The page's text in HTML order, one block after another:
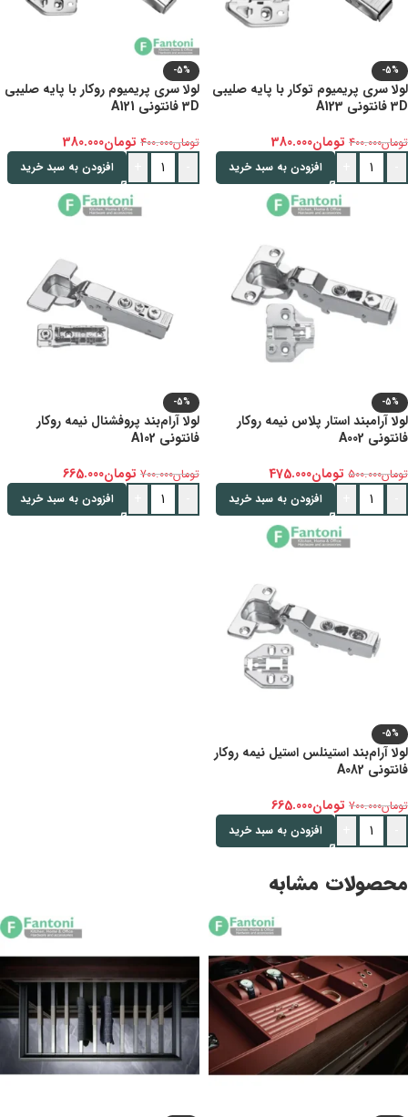
-5%
لولا سری پریمیوم توکار با پایه صلیبی
3D فانتونی A123
تومان400.000 تومان380.000
افزودن به سبد خرید
-5%
لولا سری پریمیوم روکار با پایه صلیبی
3D فانتونی A121
تومان400.000 تومان380.000
افزودن به سبد خرید
-5%
لولا آرامبند استار پلاس نیمه روکار
فانتونی A002
تومان500.000 تومان475.000
افزودن به سبد خرید
-5%
لولا آرام‌بند پروفشنال نیمه روکار
فانتونی A102
تومان700.000 تومان665.000
افزودن به سبد خرید
-5%
لولا آرام‌بند استینلس استیل نیمه روکار
فانتونی A082
تومان700.000 تومان665.000
افزودن به سبد خرید
محصولات مشابه